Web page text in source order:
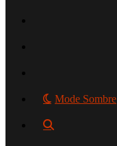
Mode Sombre